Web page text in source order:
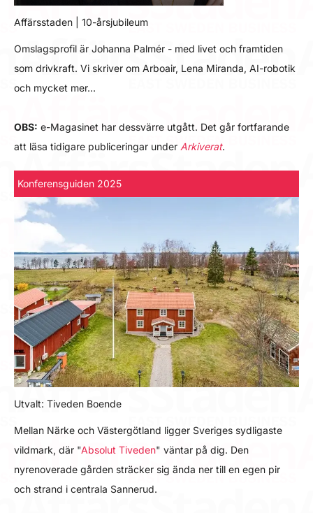
Affärsstaden | 10-årsjubileum
Omslagsprofil är Johanna Palmér - med livet och framtiden
som drivkraft. Vi skriver om Arboair, Lena Miranda, AI-robotik
och mycket mer…
OBS: e-Magasinet har dessvärre utgått. Det går fortfarande
att läsa tidigare publiceringar under Arkiverat.
Konferensguiden 2025
Utvalt: Tiveden Boende
Mellan Närke och Västergötland ligger Sveriges sydligaste
vildmark, där "Absolut Tiveden" väntar på dig. Den
nyrenoverade gården sträcker sig ända ner till en egen pir
och strand i centrala Sannerud.